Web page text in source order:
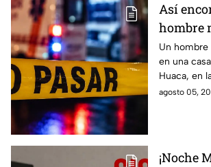
Así
hombre
del
en
Un
en una
Huaca, en
Veracruz,
agosto 05,
¡Noche